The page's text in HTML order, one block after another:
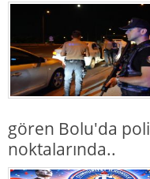
gören Bolu'da
noktalarında..